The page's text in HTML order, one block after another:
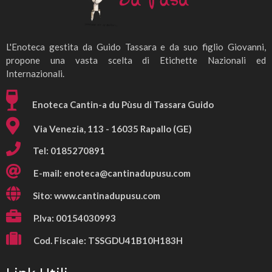
L'Enoteca gestita da Guido Tassara e da suo figlio Giovanni,
propone una vasta scelta di Etichette Nazionali ed
Internazionali.
Enoteca Cantin-a du Pùsu di Tassara Guido
Via Venezia, 113 - 16035 Rapallo (GE)
Tel: 0185270891
E-mail: enoteca@cantinadupusu.com
Sito: www.cantinadupusu.com
P.Iva: 00154030993
Cod. Fiscale: TSSGDU41B10H183H